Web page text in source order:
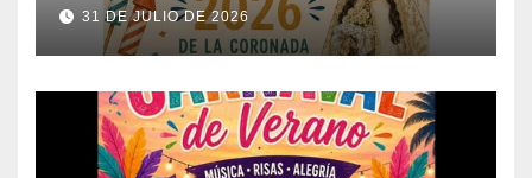
31 DE JULIO DE 2026